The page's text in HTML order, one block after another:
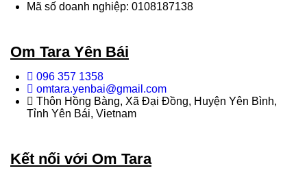
Mã số doanh nghiệp: 0108187138
Om Tara Yên Bái
096 357 1358
omtara.yenbai@gmail.com
Thôn Hồng Bàng, Xã Đại Đồng, Huyện Yên Bình,
Tỉnh Yên Bái, Vietnam
Kết nối với Om Tara